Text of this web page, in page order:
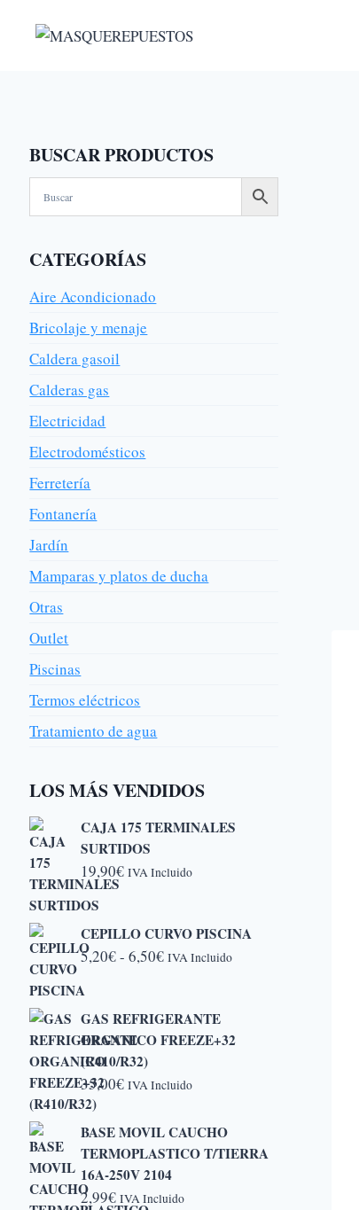
BUSCAR PRODUCTOS
CATEGORÍAS
Aire Acondicionado
Bricolaje y menaje
Caldera gasoil
Calderas gas
Electricidad
Electrodomésticos
Ferretería
Fontanería
Jardín
Mamparas y platos de ducha
Otras
Outlet
Piscinas
Termos eléctricos
Tratamiento de agua
LOS MÁS VENDIDOS
CAJA 175 TERMINALES
SURTIDOS
19,90€ IVA Incluido
CEPILLO CURVO PISCINA
5,20€- 6,50€Rango
desde
5,20€
IVA Incluido
GAS REFRIGERANTE
ORGANICO FREEZE+32
(R410/R32)
35,00€ IVA Incluido
BASE MOVIL CAUCHO
TERMOPLASTICO T/TIERRA
16A-250V 2104
2,99€ IVA Incluido